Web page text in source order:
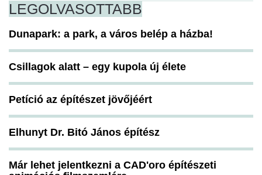
LEGOLVASOTTABB
Dunapark: a park, a város belép a házba!
Csillagok alatt – egy kupola új élete
Petíció az építészet jövőjéért
Elhunyt Dr. Bitó János építész
Már lehet jelentkezni a CAD'oro építészeti